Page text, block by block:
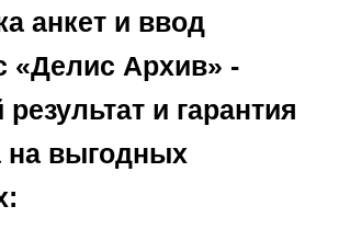
Заказать услугу
Заказать звонок
анкет и ввод
«Делис Архив» -
и гарантия
на выгодных